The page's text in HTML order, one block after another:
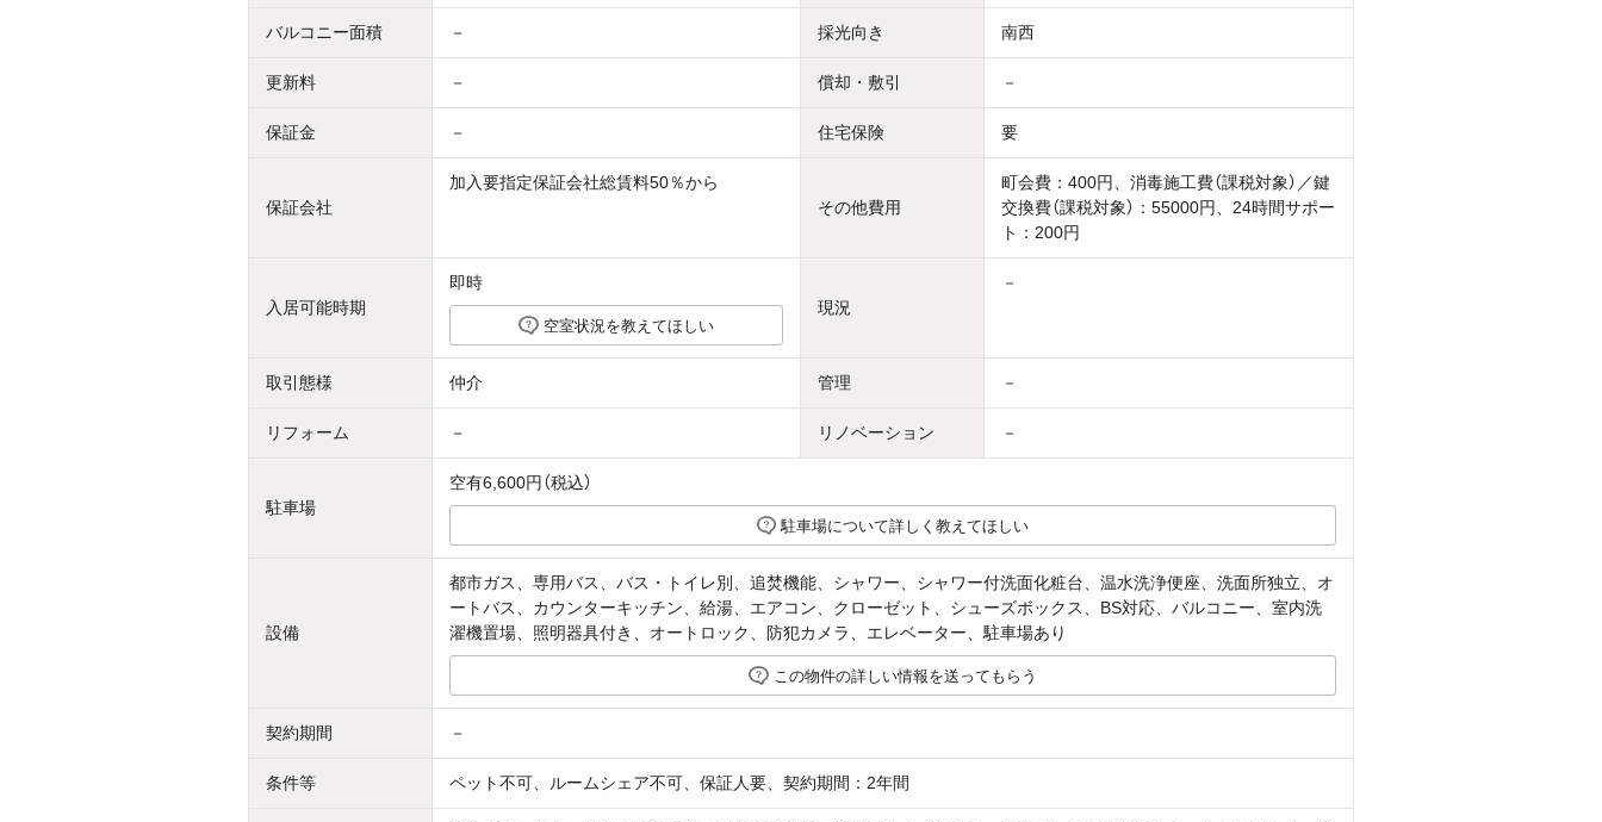
バルコニー面積 － 採光向き 南西
更新料 － 償却・敷引 －
保証金 － 住宅保険 要
保証会社
加入要指定保証会社総賃料50％から
その他費用
町会費：400円、消毒施工費（課税対象）／鍵
交換費（課税対象）：55000円、24時間サポー
ト：200円
入居可能時期
即時
空室状況を教えてほしい
現況
－
取引態様 仲介 管理 －
リフォーム － リノベーション －
駐車場
空有6,600円（税込）
駐車場について詳しく教えてほしい
設備
都市ガス、専用バス、バス・トイレ別、追焚機能、シャワー、シャワー付洗面化粧台、温水洗浄便座、洗面所独立、オ
ートバス、カウンターキッチン、給湯、エアコン、クローゼット、シューズボックス、BS対応、バルコニー、室内洗
濯機置場、照明器具付き、オートロック、防犯カメラ、エレベーター、駐車場あり
この物件の詳しい情報を送ってもらう
契約期間 －
条件等 ペット不可、ルームシェア不可、保証人要、契約期間：2年間